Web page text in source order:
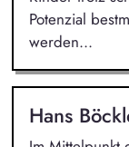
Potenzial
werden...
Hans